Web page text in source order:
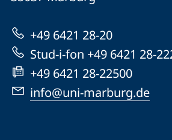
zur
Website
+49 6421 28-20
Stud-i-fon +49 6421 28-
+49 6421 28-22500
info@uni-marburg.de